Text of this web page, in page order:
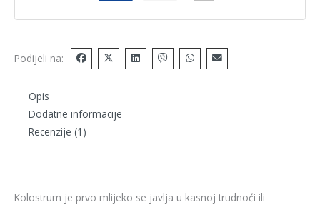
Podijeli na:
Opis
Dodatne informacije
Recenzije (1)
Kolostrum je prvo mlijeko se javlja u kasnoj trudnoći ili